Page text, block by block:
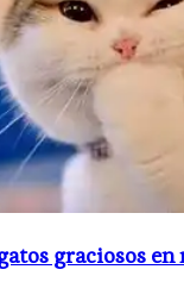
graciosos en